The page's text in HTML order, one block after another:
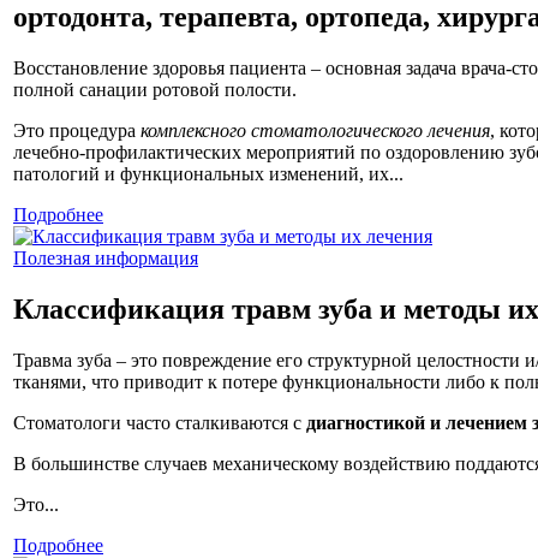
ортодонта, терапевта, ортопеда,
Восстановление здоровья пациента – основная задача врача-
полной санации ротовой полости.
Это процедура комплексного стоматологического лечения,
лечебно-профилактических мероприятий по оздоровлению
патологий и функциональных изменений, их...
Подробнее
Полезная информация
Классификация травм зуба и методы
Травма зуба – это повреждение его структурной
тканями, что приводит к потере функциональности либо к
Стоматологи часто сталкиваются с диагностикой и лечением
В большинстве случаев механическому воздействию
Это...
Подробнее